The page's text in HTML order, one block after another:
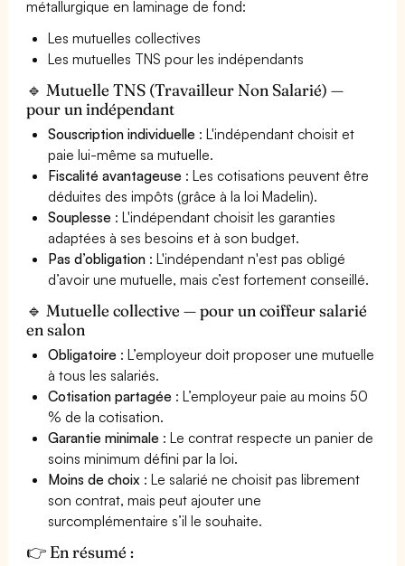
métallurgique en laminage de fond:
Les mutuelles collectives
Les mutuelles TNS pour les indépendants
🔹 Mutuelle TNS (Travailleur Non Salarié) —
pour un indépendant
Souscription individuelle : L'indépendant choisit et
paie lui-même sa mutuelle.
Fiscalité avantageuse : Les cotisations peuvent être
déduites des impôts (grâce à la loi Madelin).
Souplesse : L'indépendant choisit les garanties
adaptées à ses besoins et à son budget.
Pas d’obligation : L'indépendant n'est pas obligé
d’avoir une mutuelle, mais c’est fortement conseillé.
🔹 Mutuelle collective — pour un coiffeur salarié
en salon
Obligatoire : L’employeur doit proposer une mutuelle
à tous les salariés.
Cotisation partagée : L’employeur paie au moins 50
% de la cotisation.
Garantie minimale : Le contrat respecte un panier de
soins minimum défini par la loi.
Moins de choix : Le salarié ne choisit pas librement
son contrat, mais peut ajouter une
surcomplémentaire s’il le souhaite.
👉 En résumé :